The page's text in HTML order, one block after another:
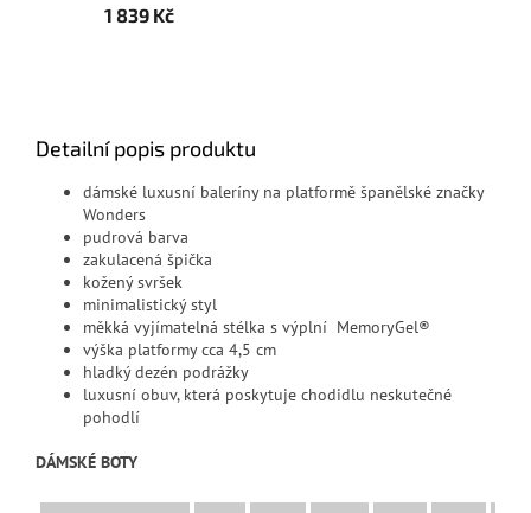
1 839 Kč
Detailní popis produktu
dámské luxusní baleríny na platformě španělské značky
Wonders
pudrová barva
zakulacená špička
kožený svršek
minimalistický styl
měkká vyjímatelná stélka s výplní MemoryGel®
výška platformy cca 4,5 cm
hladký dezén podrážky
luxusní obuv, která poskytuje chodidlu neskutečné
pohodlí
DÁMSKÉ BOTY